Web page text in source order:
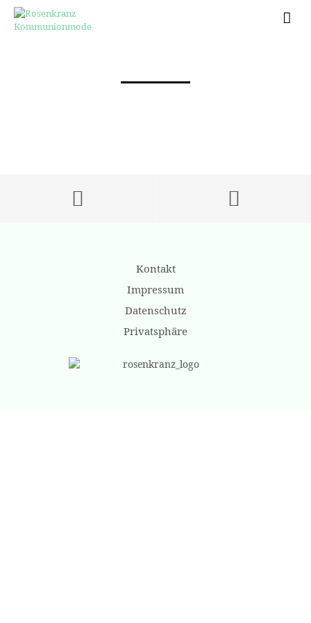
Kontakt
Impressum
Datenschutz
Privatsphäre